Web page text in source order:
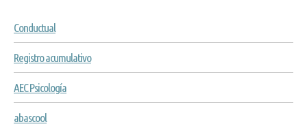
Conductual
Registro acumulativo
AEC Psicología
abascool